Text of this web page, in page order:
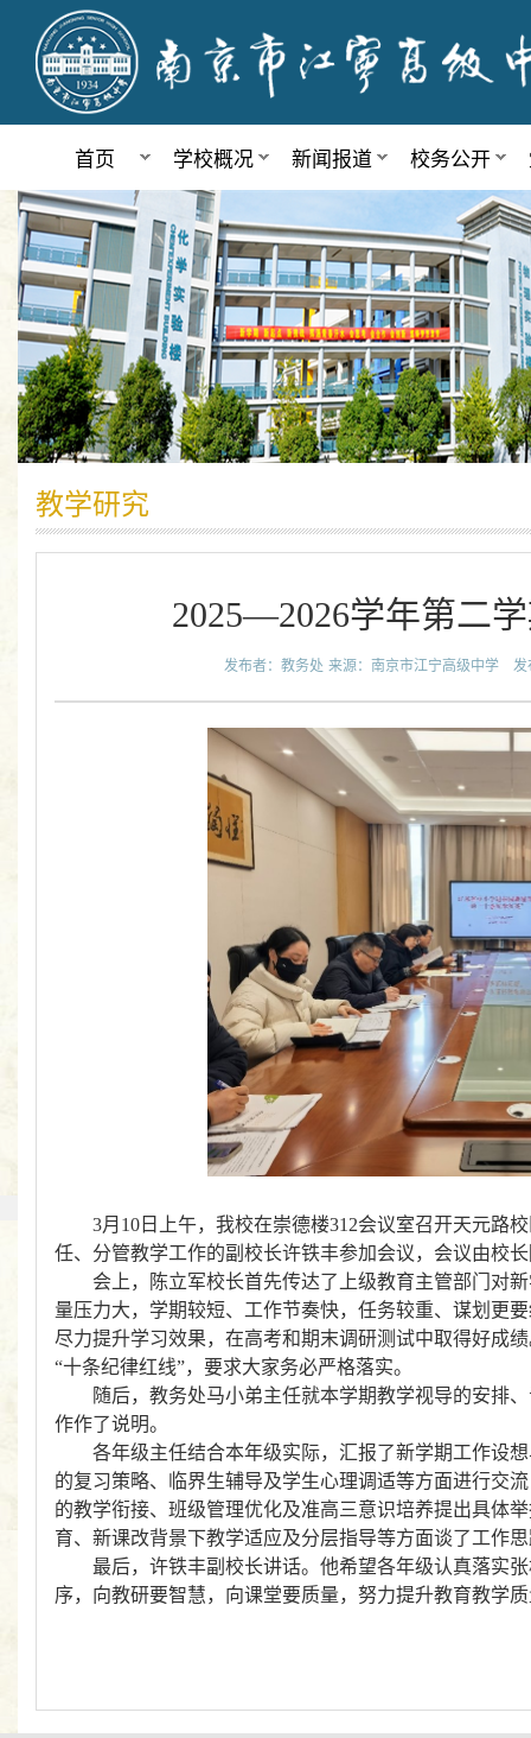
首页 学校概况 新闻报道 校务公开
教学研究
2025—2026学年第二
发布者：教务处 来源：南京市江宁高级中学
3月10日上午，我校在崇德楼312会议室召开天元路
任、分管教学工作的副校长许铁丰参加会议，会议由校
会上，陈立军校长首先传达了上级教育主管部门对
量压力大，学期较短、工作节奏快，任务较重、谋划更
尽力提升学习效果，在高考和期末调研测试中取得好成
“十条纪律红线”，要求大家务必严格落实。
随后，教务处马小弟主任就本学期教学视导的安排
作作了说明。
各年级主任结合本年级实际，汇报了新学期工作设
的复习策略、临界生辅导及学生心理调适等方面进行交
的教学衔接、班级管理优化及准高三意识培养提出具体
育、新课改背景下教学适应及分层指导等方面谈了工作
最后，许铁丰副校长讲话。他希望各年级认真落实
序，向教研要智慧，向课堂要质量，努力提升教育教学